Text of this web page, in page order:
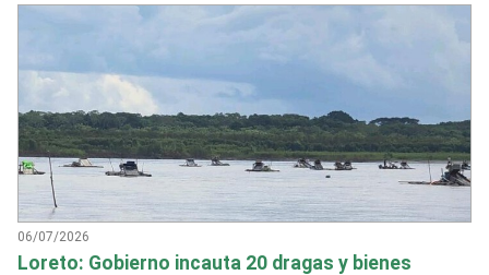
06/07/2026
Loreto: Gobierno incauta 20 dragas y bienes